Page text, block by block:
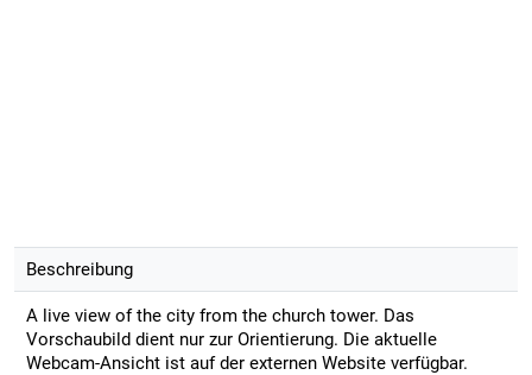
Beschreibung
A live view of the city from the church tower. Das
Vorschaubild dient nur zur Orientierung. Die aktuelle
Webcam-Ansicht ist auf der externen Website verfügbar.